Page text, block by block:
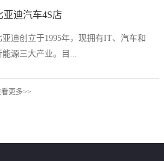
亚迪汽车4S店
亚迪创立于1995年，现拥有IT、汽车和
能源三大产业。目...
更多>>